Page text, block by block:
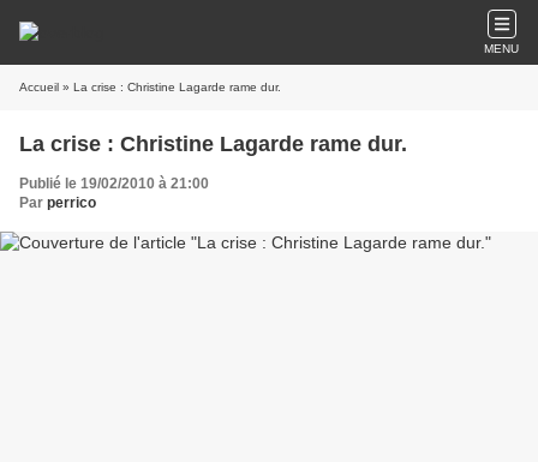
MENU
Accueil » La crise : Christine Lagarde rame dur.
La crise : Christine Lagarde rame dur.
Publié le 19/02/2010 à 21:00
Par perrico